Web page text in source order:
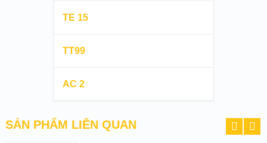
TE 15
TT99
AC 2
SẢN PHẨM LIÊN QUAN